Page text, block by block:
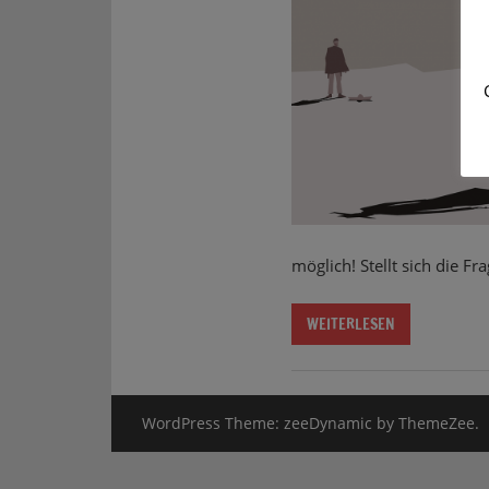
möglich! Stellt sich die
WEITERLESEN
WordPress Theme: zeeDynamic by ThemeZee.